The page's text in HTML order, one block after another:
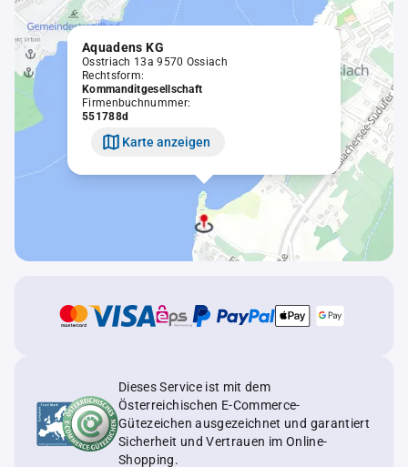
Aquadens KG
Osstriach 13a 9570 Ossiach
Rechtsform:
Kommanditgesellschaft
Firmenbuchnummer:
551788d
Karte anzeigen
Dieses Service ist mit dem
Österreichischen E-Commerce-
Gütezeichen ausgezeichnet und garantiert
Sicherheit und Vertrauen im Online-
Shopping.